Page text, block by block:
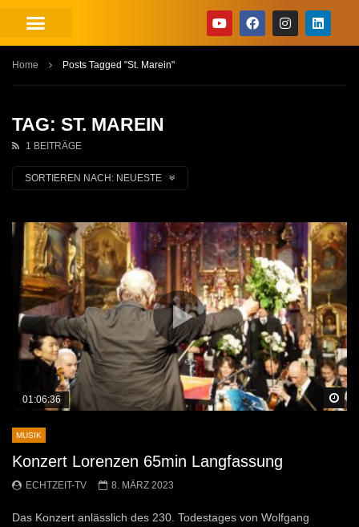
Home Posts Tagged "St. Marein"
TAG: ST. MAREIN
1 BEITRÄGE
SORTIEREN NACH: NEUESTE
01:06:36
MUSIK
Konzert Lorenzen 65min Langfassung
ECHTZEIT-TV 8. MÄRZ 2023
Das Konzert anlässlich des 230. Todestages von Wolfgang